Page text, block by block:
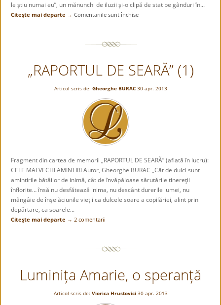
le ştiu numai eu”, un mănunchi de iluzii şi-o clipă de stat pe gânduri în...
Citeşte mai departe → Comentariile sunt închise
„RAPORTUL DE SEARĂ” (1)
Articol scris de: Gheorghe BURAC 30 apr. 2013
Fragment din cartea de memorii „RAPORTUL DE SEARĂ” (aflată în lucru):
CELE MAI VECHI AMINTIRI Autor, Gheorghe BURAC „Cât de dulci sunt
amintirile bătăilor de inimă, cât de învăpăioase sărutările tinereţii
înflorite… însă nu desfătează inima, nu descânt durerile lumei, nu
mângâie de înşelăciunile vieţii ca dulcele soare a copilăriei, alint prin
depărtare, ca soarele...
Citeşte mai departe → 2 comentarii
Luminița Amarie, o speranță
Articol scris de: Viorica Hrustovici 30 apr. 2013